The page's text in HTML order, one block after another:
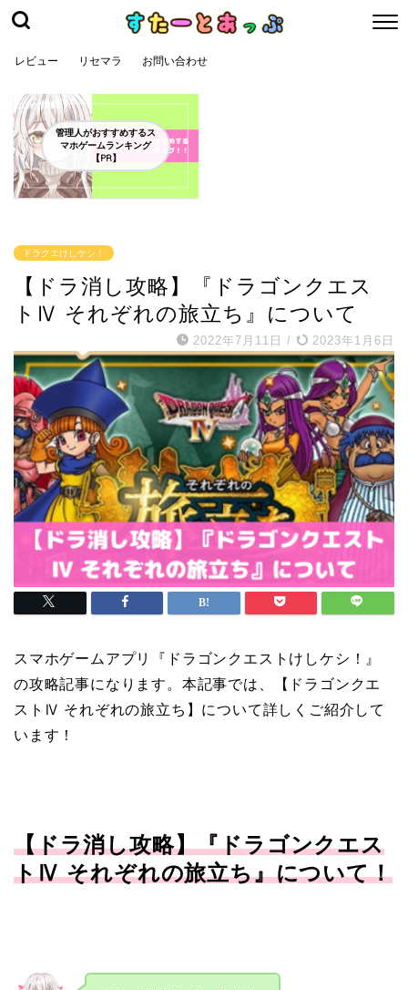
レビュー リセマラ お問い合わせ
管理人がおすすめするス
マホゲームランキング
【PR】
ドラクエけしケシ！
【ドラ消し攻略】『ドラゴンクエス
トⅣ それぞれの旅立ち』について
2022年7月11日 / 2023年1月6日
スマホゲームアプリ『ドラゴンクエストけしケシ！』
の攻略記事になります。本記事では、【ドラゴンクエ
ストⅣ それぞれの旅立ち】について詳しくご紹介して
います！
【ドラ消し攻略】『ドラゴンクエス
トⅣ それぞれの旅立ち』について！